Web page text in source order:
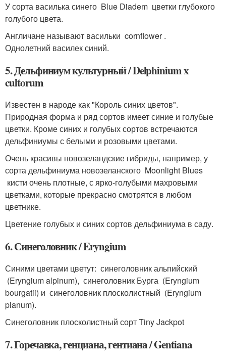
У сорта василька синего Blue Diadem цветки глубокого
голубого цвета.
Англичане называют васильки cornflower .
Однолетний василек синий.
5. Дельфиниум культурный / Delphinium x
cultorum
Известен в народе как "Король синих цветов".
Природная форма и ряд сортов имеет синие и голубые
цветки. Кроме синих и голубых сортов встречаются
дельфиниумы с белыми и розовыми цветами.
Очень красивы новозеландские гибриды, например, у
сорта дельфиниума новозеланского Moonlight Blues
кисти очень плотные, с ярко-голубыми махровыми
цветками, которые прекрасно смотрятся в любом
цветнике.
Цветение голубых и синих сортов дельфиниума в саду.
6. Синеголовник / Eryngium
Синими цветами цветут: синеголовник альпийский
(Eryngium alpinum), синеголовник Бурга (Eryngium
bourgatii) и синеголовник плосколистный (Eryngium
planum).
Синеголовник плосколистный сорт Tiny Jackpot
7. Горечавка, генциана, гентиана / Gentiana